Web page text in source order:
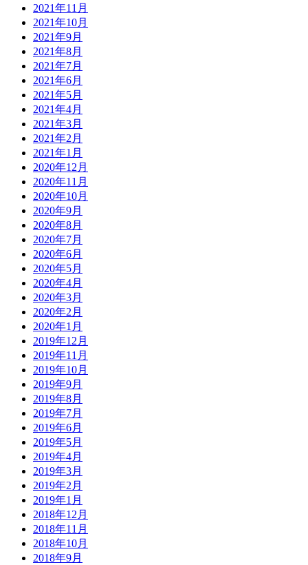
2021年11月
2021年10月
2021年9月
2021年8月
2021年7月
2021年6月
2021年5月
2021年4月
2021年3月
2021年2月
2021年1月
2020年12月
2020年11月
2020年10月
2020年9月
2020年8月
2020年7月
2020年6月
2020年5月
2020年4月
2020年3月
2020年2月
2020年1月
2019年12月
2019年11月
2019年10月
2019年9月
2019年8月
2019年7月
2019年6月
2019年5月
2019年4月
2019年3月
2019年2月
2019年1月
2018年12月
2018年11月
2018年10月
2018年9月